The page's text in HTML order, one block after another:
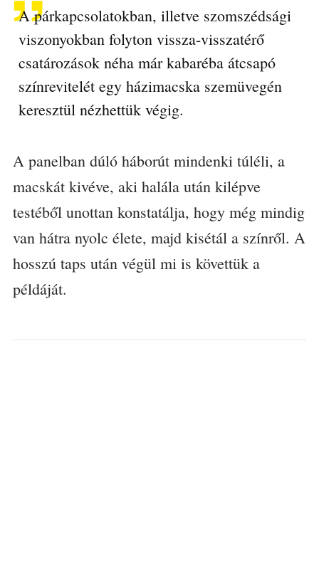
A párkapcsolatokban, illetve szomszédsági
viszonyokban folyton vissza-visszatérő
csatározások néha már kabaréba átcsapó
színrevitelét egy házimacska szemüvegén
keresztül nézhettük végig.
A panelban dúló háborút mindenki túléli, a
macskát kivéve, aki halála után kilépve
testéből unottan konstatálja, hogy még mindig
van hátra nyolc élete, majd kisétál a színről. A
hosszú taps után végül mi is követtük a
példáját.